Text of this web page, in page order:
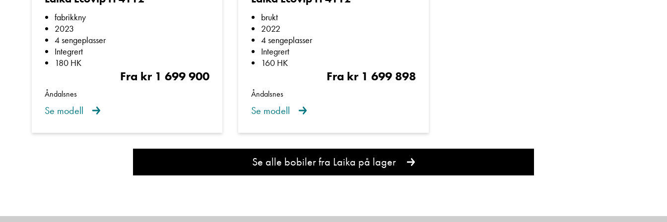
Ta gjerne kontakt med en av våre trivelige selgere for en hyggelig bobil- og/eller vognprat, vi står klar
Telefon/Mobil
Spørsmål / beskjed
Kontakt avdeling
fabrikkny
2023
4 sengeplasser
Integrert
180 HK
Fra kr 1 699 900
Åndalsnes
Se modell
brukt
2022
4 sengeplasser
Integrert
160 HK
Fra kr 1 699 898
Åndalsnes
Se modell
Se alle bobiler fra Laika på lager